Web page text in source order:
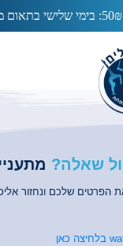
אולם פתוח בעלות של 50₪:
מעין ותמר
שאלה?
הפרטים שלכם ונחזור